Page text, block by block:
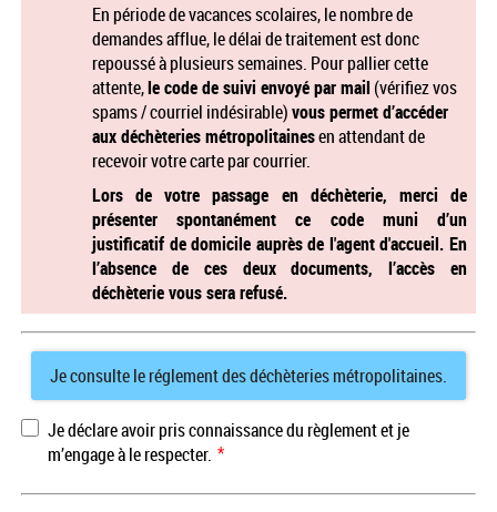
En période de vacances scolaires, le nombre de
demandes afflue, le délai de traitement est donc
repoussé à plusieurs semaines. Pour pallier cette
attente,le code de suivi envoyé par mail (vérifiez vos
spams / courriel indésirable)vous permet d’accéder
aux déchèteries métropolitainesen attendant de
recevoir votre carte par courrier.
Lors de votre passage en déchèterie, merci de
présenter spontanément ce code muni d’un
justificatif de domicile auprès de l'agent d'accueil. En
l’absence de ces deux documents, l’accès en
déchèterie vous sera refusé.
Je consulte le réglement des déchèteries métropolitaines.
Je déclare avoir pris connaissance du règlement et je
m’engage à le respecter. *